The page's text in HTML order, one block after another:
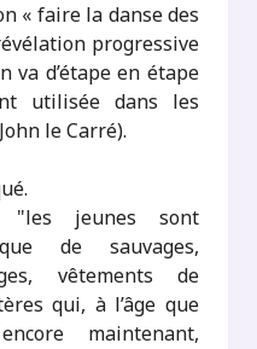
« faire la danse des
progressive
va d’étape en étape
utilisée dans les
le Carré).
jeunes sont
de sauvages,
vêtements de
qui, à l’âge que
maintenant,